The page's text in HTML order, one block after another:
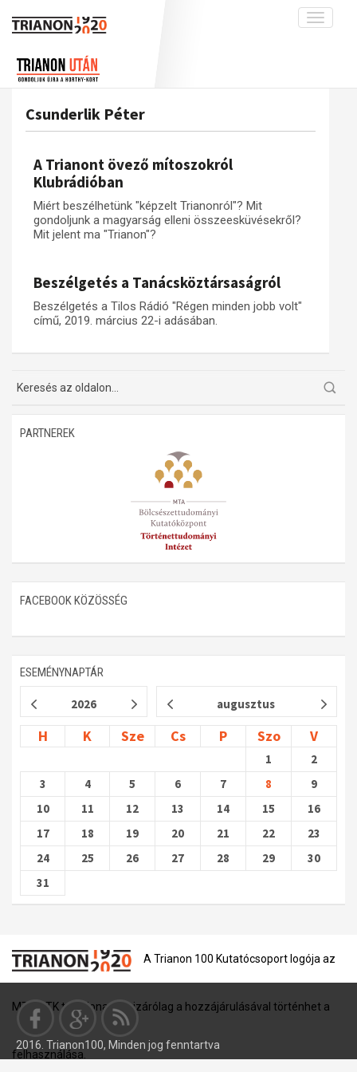
Toggle
interpretációk
A békerendszer megszilárdulása
Galéria
Adatbázis
Emlékművek (feltöltés alatt)
Visszhang
Kapcsolat
Trianon-kommentár
Dokumentumok
A trianoni szerződés
Csunderlik Péter
A Trianont övező mítoszokról
Klubrádióban
Miért beszélhetünk "képzelt Trianonról"? Mit
gondoljunk a magyarság elleni összeesküvésekről?
Mit jelent ma "Trianon"?
Beszélgetés a Tanácsköztársaságról
Beszélgetés a Tilos Rádió "Régen minden jobb volt"
című, 2019. március 22-i adásában.
PARTNEREK
FACEBOOK KÖZÖSSÉG
ESEMÉNYNAPTÁR
2026 augusztus
H K Sze Cs P Szo V
1
2
3
4 5 6 7 8
9
10
11 12 13 14 15
16
17
18 19 20 21 22
23
24
25 26 27 28 29
30
31
A Trianon 100 Kutatócsoport logója az
MTA BTK tulajdona, és kizárólag a hozzájárulásával történhet a
felhasználása.
2016. Trianon100, Minden jog fenntartva